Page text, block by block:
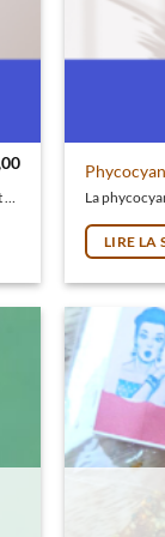
LIRE LA